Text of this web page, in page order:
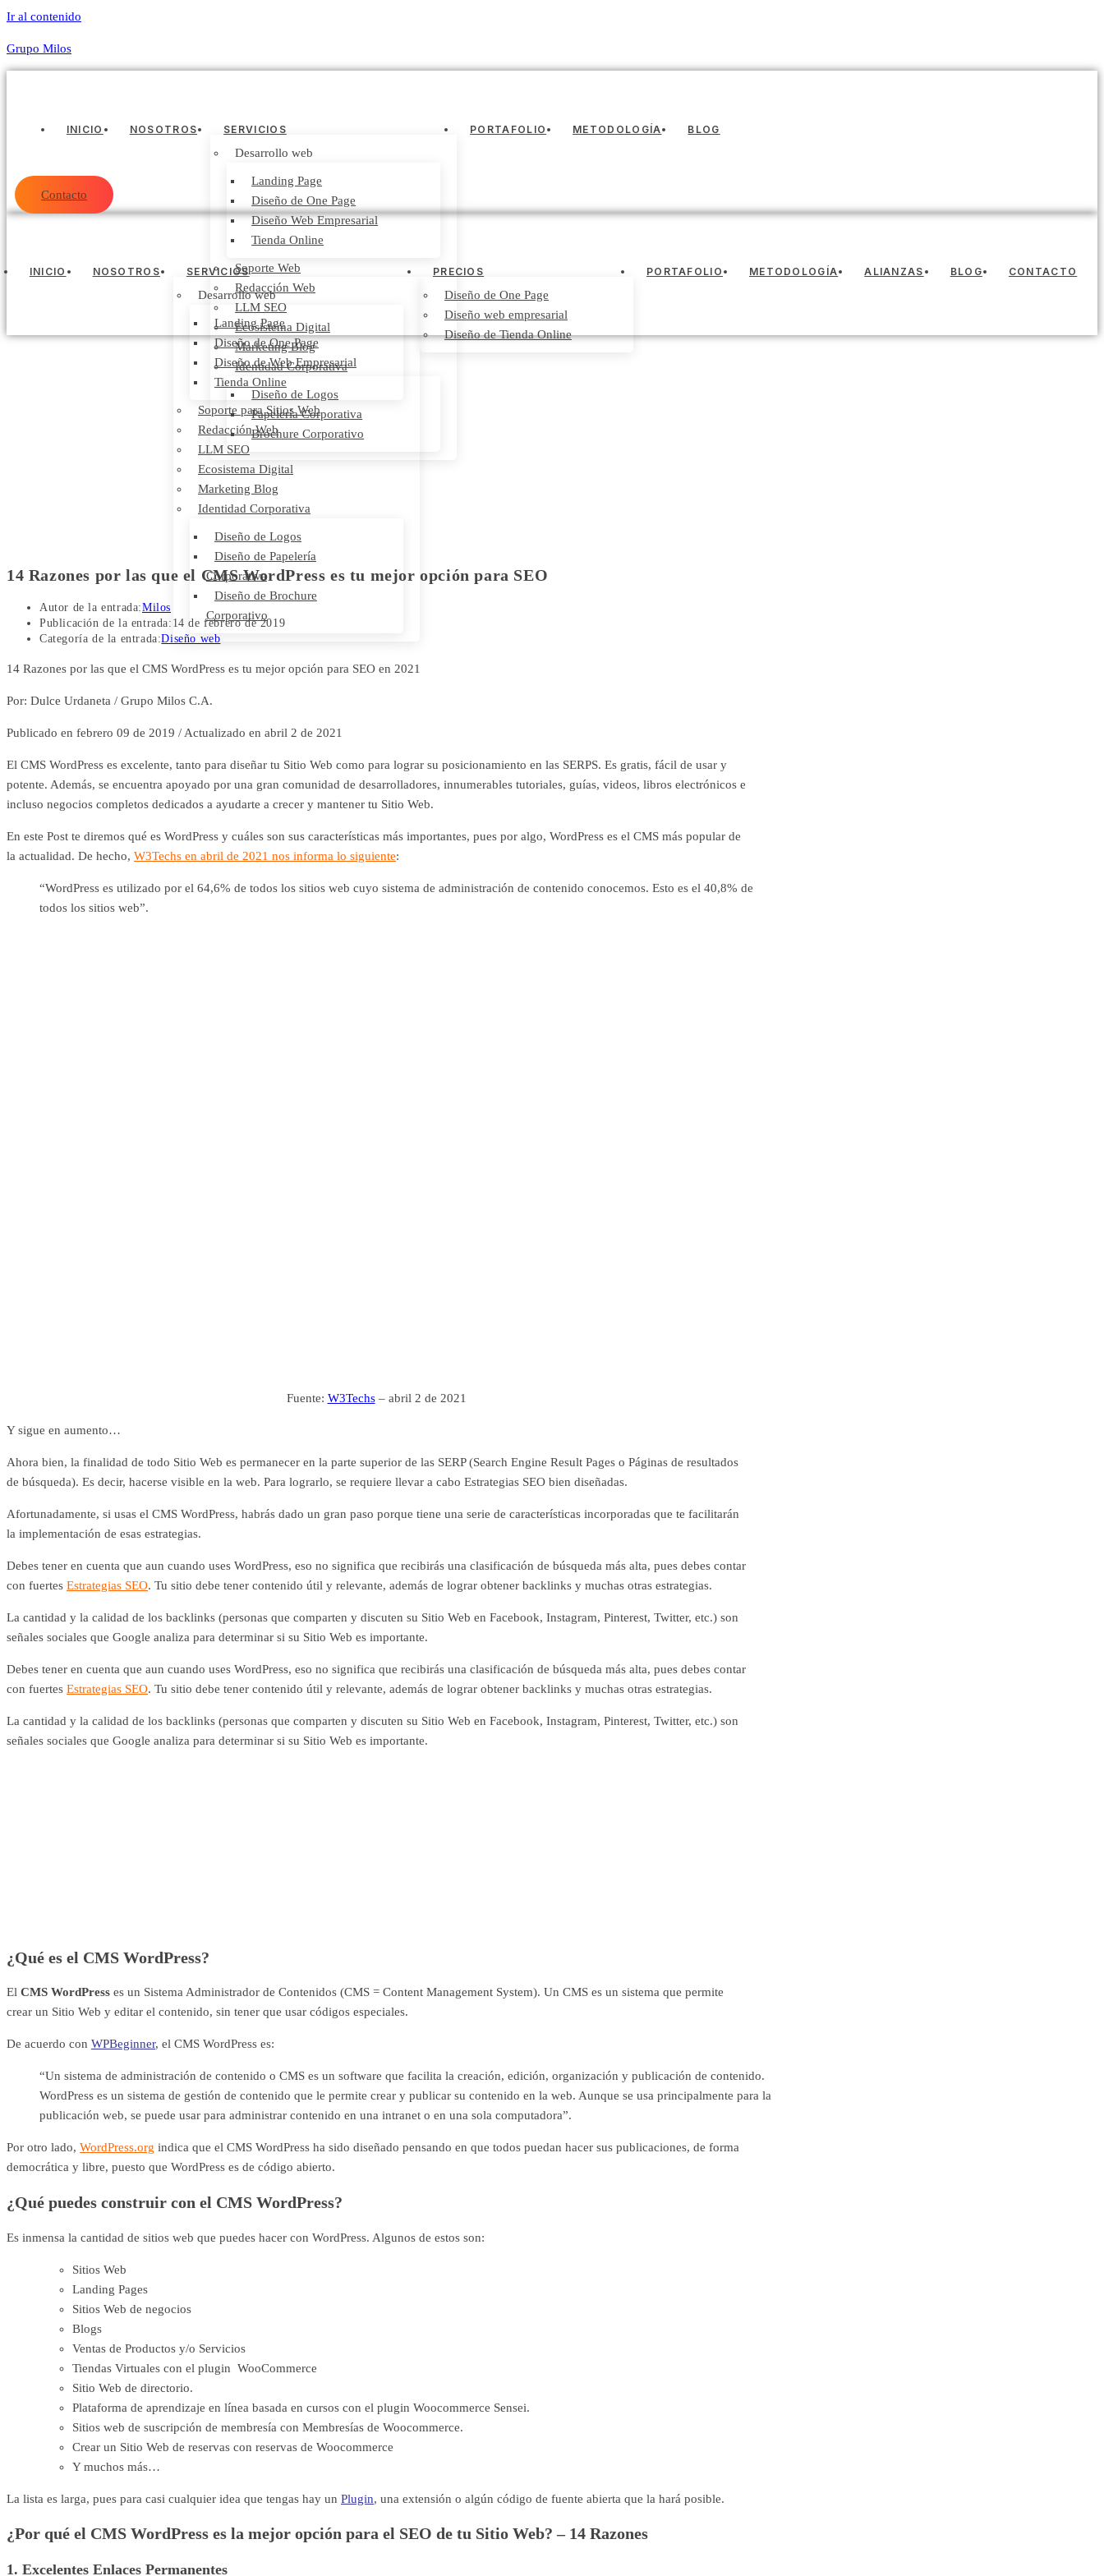
Ir al contenido
Grupo Milos
INICIO NOSOTROS SERVICIOS
Desarrollo web
Landing Page
Diseño de One Page
Diseño Web Empresarial
Tienda Online
Soporte Web
Redacción Web
LLM SEO
Ecosistema Digital
Marketing Blog
Identidad Corporativa
Diseño de Logos
Papelería Corporativa
Brochure Corporativo
PORTAFOLIO METODOLOGÍA BLOG
Contacto
INICIO NOSOTROS SERVICIOS
Desarrollo web
Landing Page
Diseño de One Page
Diseño de Web Empresarial
Tienda Online
Soporte para Sitios Web
Redacción Web
LLM SEO
Ecosistema Digital
Marketing Blog
Identidad Corporativa
Diseño de Logos
Diseño de Papelería
Corporativa
Diseño de Brochure
Corporativo
PRECIOS
Diseño de One Page
Diseño web empresarial
Diseño de Tienda Online
PORTAFOLIO METODOLOGÍA ALIANZAS BLOG CONTACTO
14 Razones por las que el CMS WordPress es tu mejor opción para SEO
Autor de la entrada:Milos
Publicación de la entrada: 14 de febrero de 2019
Categoría de la entrada:Diseño web
14 Razones por las que el CMS WordPress es tu mejor opción para SEO en 2021
Por: Dulce Urdaneta / Grupo Milos C.A.
Publicado en febrero 09 de 2019 / Actualizado en abril 2 de 2021
El CMS WordPress es excelente, tanto para diseñar tu Sitio Web como para lograr su posicionamiento en las SERPS. Es gratis, fácil de usar y
potente. Además, se encuentra apoyado por una gran comunidad de desarrolladores, innumerables tutoriales, guías, videos, libros electrónicos e
incluso negocios completos dedicados a ayudarte a crecer y mantener tu Sitio Web.
En este Post te diremos qué es WordPress y cuáles son sus características más importantes, pues por algo, WordPress es el CMS más popular de
la actualidad. De hecho, W3Techs en abril de 2021 nos informa lo siguiente:
“WordPress es utilizado por el 64,6% de todos los sitios web cuyo sistema de administración de contenido conocemos. Esto es el 40,8% de
todos los sitios web”.
Fuente: W3Techs– abril 2 de 2021
Y sigue en aumento…
Ahora bien, la finalidad de todo Sitio Web es permanecer en la parte superior de las SERP (Search Engine Result Pages o Páginas de resultados
de búsqueda). Es decir, hacerse visible en la web. Para lograrlo, se requiere llevar a cabo Estrategias SEO bien diseñadas.
Afortunadamente, si usas el CMS WordPress, habrás dado un gran paso porque tiene una serie de características incorporadas que te facilitarán
la implementación de esas estrategias.
Debes tener en cuenta que aun cuando uses WordPress, eso no significa que recibirás una clasificación de búsqueda más alta, pues debes contar
con fuertes Estrategias SEO. Tu sitio debe tener contenido útil y relevante, además de lograr obtener backlinks y muchas otras estrategias.
La cantidad y la calidad de los backlinks (personas que comparten y discuten su Sitio Web en Facebook, Instagram, Pinterest, Twitter, etc.) son
señales sociales que Google analiza para determinar si su Sitio Web es importante.
Debes tener en cuenta que aun cuando uses WordPress, eso no significa que recibirás una clasificación de búsqueda más alta, pues debes contar
con fuertes Estrategias SEO. Tu sitio debe tener contenido útil y relevante, además de lograr obtener backlinks y muchas otras estrategias.
La cantidad y la calidad de los backlinks (personas que comparten y discuten su Sitio Web en Facebook, Instagram, Pinterest, Twitter, etc.) son
señales sociales que Google analiza para determinar si su Sitio Web es importante.
¿Qué es el CMS WordPress?
El CMS WordPress es un Sistema Administrador de Contenidos (CMS = Content Management System). Un CMS es un sistema que permite
crear un Sitio Web y editar el contenido, sin tener que usar códigos especiales.
De acuerdo con WPBeginner, el CMS WordPress es:
“Un sistema de administración de contenido o CMS es un software que facilita la creación, edición, organización y publicación de contenido.
WordPress es un sistema de gestión de contenido que le permite crear y publicar su contenido en la web. Aunque se usa principalmente para la
publicación web, se puede usar para administrar contenido en una intranet o en una sola computadora”.
Por otro lado, WordPress.org indica que el CMS WordPress ha sido diseñado pensando en que todos puedan hacer sus publicaciones, de forma
democrática y libre, puesto que WordPress es de código abierto.
¿Qué puedes construir con el CMS WordPress?
Es inmensa la cantidad de sitios web que puedes hacer con WordPress. Algunos de estos son:
Sitios Web
Landing Pages
Sitios Web de negocios
Blogs
Ventas de Productos y/o Servicios
Tiendas Virtuales con el plugin WooCommerce
Sitio Web de directorio.
Plataforma de aprendizaje en línea basada en cursos con el plugin Woocommerce Sensei.
Sitios web de suscripción de membresía con Membresías de Woocommerce.
Crear un Sitio Web de reservas con reservas de Woocommerce
Y muchos más…
La lista es larga, pues para casi cualquier idea que tengas hay un Plugin, una extensión o algún código de fuente abierta que la hará posible.
¿Por qué el CMS WordPress es la mejor opción para el SEO de tu Sitio Web? – 14 Razones
1. Excelentes Enlaces Permanentes